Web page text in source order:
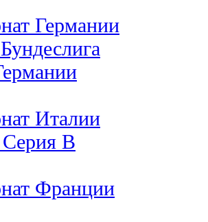
Германии
Италии
B
Франции